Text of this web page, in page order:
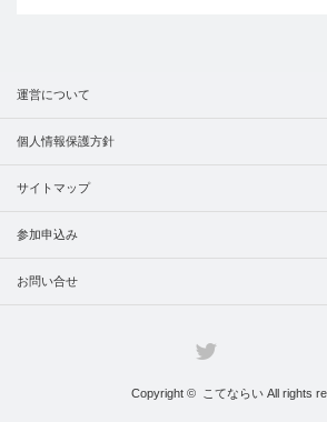
RSS
運営について
個人情報保護方針
サイトマップ
参加申込み
お問い合せ
Copyright © こてならいAll rights
PAGE TOP